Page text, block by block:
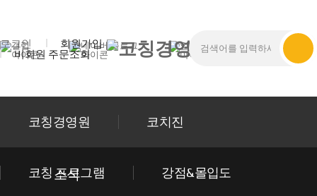
로그인
회원가입
비회원 주문조회
코칭경영원 코치진
코칭 프로그램 강점&몰입도
소식